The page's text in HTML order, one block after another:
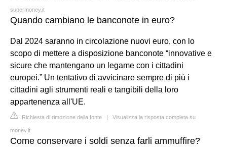
supermoney.it
Quando cambiano le banconote in euro?
Dal 2024 saranno in circolazione nuovi euro, con lo
scopo di mettere a disposizione banconote “innovative e
sicure che mantengano un legame con i cittadini
europei.” Un tentativo di avvicinare sempre di più i
cittadini agli strumenti reali e tangibili della loro
appartenenza all'UE.
Richiesta di rimozione della fonte | Visualizza la risposta completa su
money.it
Come conservare i soldi senza farli ammuffire?